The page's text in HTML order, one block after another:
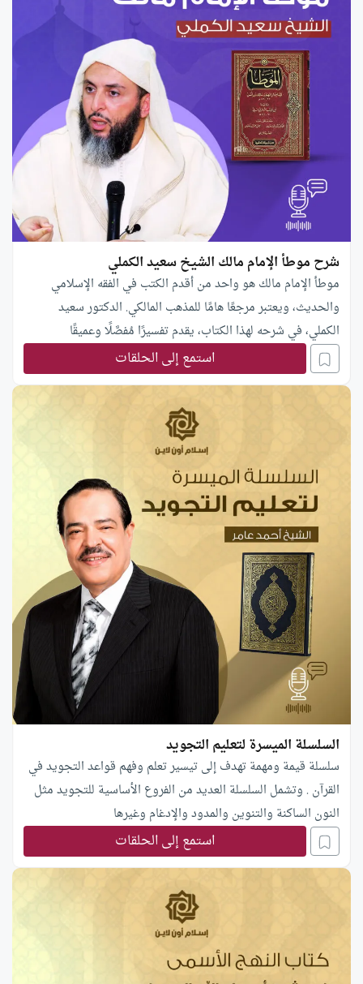
شرح موطأ الإمام مالك الشيخ سعيد الكملي
موطأ الإمام مالك هو واحد من أقدم الكتب في الفقه الإسلامي
والحديث، ويعتبر مرجعًا هامًا للمذهب المالكي. الدكتور سعيد
الكملي، في شرحه لهذا الكتاب، يقدم تفسيرًا مُفصَّلًا وعميقًا
للأحاديث والفتاوى التي جمعها الإمام مالك. ويتناول موضوعات
متعددة تشمل العقيدة، العبادات، المعاملات، والأخلاق الإسلامية.
استمع إلى الحلقات
السلسلة الميسرة لتعليم التجويد
سلسلة قيمة ومهمة تهدف إلى تيسير تعلم وفهم قواعد التجويد في
القرآن . وتشمل السلسلة العديد من الفروع الأساسية للتجويد مثل
النون الساكنة والتنوين والمدود والإدغام وغيرها
استمع إلى الحلقات